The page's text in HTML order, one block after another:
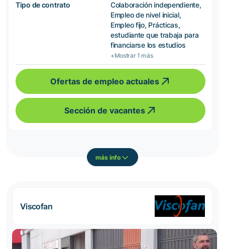
Tipo de contrato
Colaboración independiente,
Empleo de nivel inicial,
Empleo fijo, Prácticas,
estudiante que trabaja para
financiarse los estudios
+Mostrar 1 más
Ofertas de empleo actuales
Sección de vacantes
más info
Viscofan